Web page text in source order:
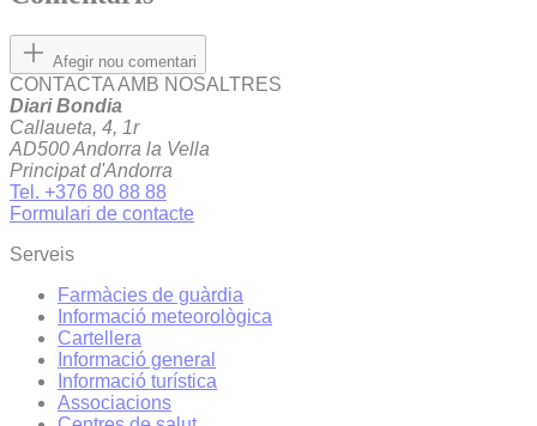
Afegir nou comentari
CONTACTA AMB NOSALTRES
Diari Bondia
Callaueta, 4, 1r
AD500 Andorra la Vella
Principat d'Andorra
Tel. +376 80 88 88
Formulari de contacte
Serveis
Farmàcies de guàrdia
Informació meteorològica
Cartellera
Informació general
Informació turística
Associacions